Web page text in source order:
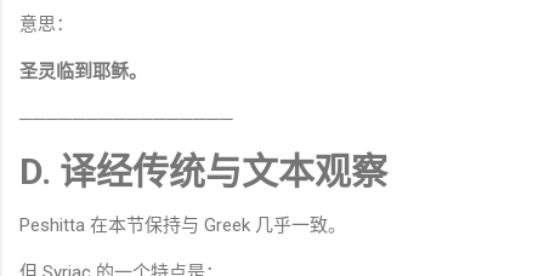
意思：
圣灵临到耶稣。
────────────────
D. 译经传统与文本观察
Peshitta 在本节保持与 Greek 几乎一致。